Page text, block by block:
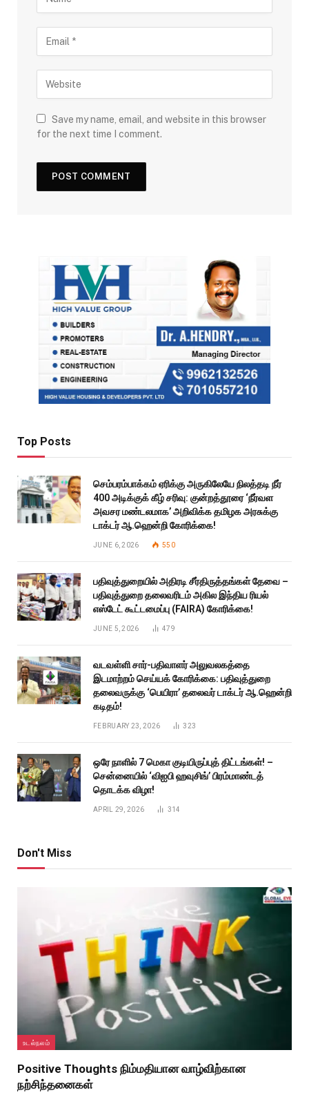
Save my name, email, and website in this browser
for the next time I comment.
Top Posts
செம்பரம்பாக்கம் ஏரிக்கு அருகிலேயே நிலத்தடி நீர்
400 அடிக்குக் கீழ் சரிவு: குன்றத்தூரை ‘நீர்வள
அவசர மண்டலமாக’ அறிவிக்க தமிழக அரசுக்கு
டாக்டர் ஆ.ஹென்றி கோரிக்கை!
JUNE 6, 2026 550
பதிவுத்துறையில் அதிரடி சீர்திருத்தங்கள் தேவை –
பதிவுத்துறை தலைவரிடம் அகில இந்திய ரியல்
எஸ்டேட் கூட்டமைப்பு (FAIRA) கோரிக்கை!
JUNE 5, 2026 479
வடவள்ளி சார்-பதிவாளர் அலுவலகத்தை
இடமாற்றம் செய்யக் கோரிக்கை: பதிவுத்துறை
தலைவருக்கு ‘பெயிரா’ தலைவர் டாக்டர் ஆ.ஹென்றி
கடிதம்!
FEBRUARY 23, 2026 323
ஒரே நாளில் 7 மெகா குடியிருப்புத் திட்டங்கள்! –
சென்னையில் ‘விஐபி ஹவுசிங்’ பிரம்மாண்டத்
தொடக்க விழா!
APRIL 29, 2026 314
Don't Miss
உடல்நலம்
Positive Thoughts நிம்மதியான வாழ்விற்கான
நற்சிந்தனைகள்